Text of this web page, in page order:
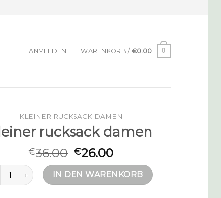
ANMELDEN WARENKORB / €0.00 0
KLEINER RUCKSACK DAMEN
rucksack damen
€36.00 €26.00
rucksack damen Menge
IN DEN WARENKORB